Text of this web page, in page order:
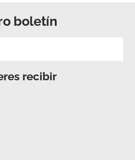
boletín
recibir